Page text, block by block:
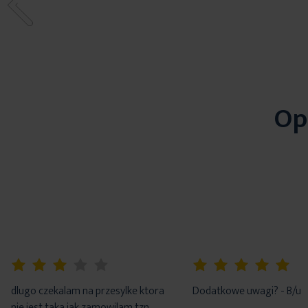
dlugo czekalam na przesylke ktora
Dodatkowe uwagi? - B/u